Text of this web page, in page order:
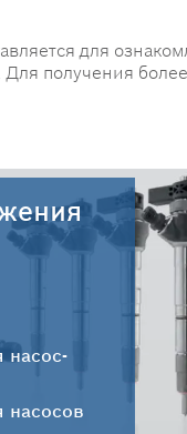
для
получения
30.07.2026
Новые
HC-CARGO
насос-
насосов